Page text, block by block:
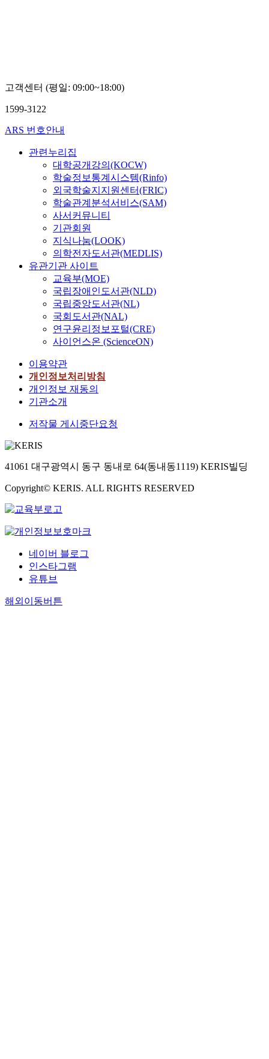
고객센터 (평일: 09:00~18:00)
1599-3122
ARS 번호안내
관련누리집
대학공개강의(KOCW)
학술정보통계시스템(Rinfo)
외국학술지지원센터(FRIC)
학술관계분석서비스(SAM)
사서커뮤니티
기관회원
지식나눔(LOOK)
의학전자도서관(MEDLIS)
유관기관 사이트
교육부(MOE)
국립장애인도서관(NLD)
국립중앙도서관(NL)
국회도서관(NAL)
연구윤리정보포털(CRE)
사이언스온 (ScienceON)
이용약관
개인정보처리방침
개인정보 재동의
기관소개
저작물 게시중단요청
41061 대구광역시 동구 동내로 64(동내동1119) KERIS빌딩
Copyright© KERIS. ALL RIGHTS RESERVED
네이버 블로그
인스타그램
유튜브
해외이동버튼